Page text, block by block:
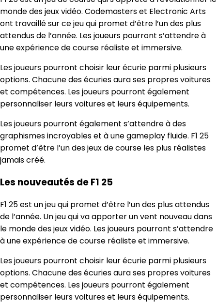
monde des jeux vidéo. Codemasters et Electronic Arts
ont travaillé sur ce jeu qui promet d’être l’un des plus
attendus de l’année. Les joueurs pourront s’attendre à
une expérience de course réaliste et immersive.
Les joueurs pourront choisir leur écurie parmi plusieurs
options. Chacune des écuries aura ses propres voitures
et compétences. Les joueurs pourront également
personnaliser leurs voitures et leurs équipements.
Les joueurs pourront également s’attendre à des
graphismes incroyables et à une gameplay fluide. F1 25
promet d’être l’un des jeux de course les plus réalistes
jamais créé.
Les nouveautés de F1 25
F1 25 est un jeu qui promet d’être l’un des plus attendus
de l’année. Un jeu qui va apporter un vent nouveau dans
le monde des jeux vidéo. Les joueurs pourront s’attendre
à une expérience de course réaliste et immersive.
Les joueurs pourront choisir leur écurie parmi plusieurs
options. Chacune des écuries aura ses propres voitures
et compétences. Les joueurs pourront également
personnaliser leurs voitures et leurs équipements.